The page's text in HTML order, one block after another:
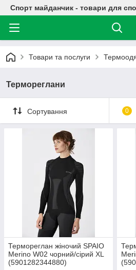
Спорт майданчик - товари для
Товари та послуги
Термореглани
Сортування 0
Термореглан жіночий SPAIO
Merino W02 чорний/сірий XL
(5901282344880)